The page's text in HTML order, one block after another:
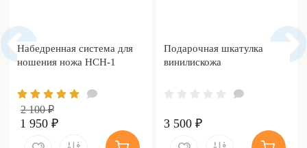
Набедренная система для
ношения ножа НСН-1
2 100 ₽
1 950 ₽
Подарочная шкатулка
винилискожа
3 500 ₽